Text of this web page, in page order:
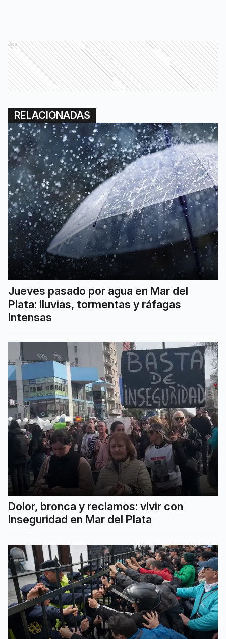
Ads
RELACIONADAS
Jueves pasado por agua en Mar del
Plata: lluvias, tormentas y ráfagas
intensas
Dolor, bronca y reclamos: vivir con
inseguridad en Mar del Plata